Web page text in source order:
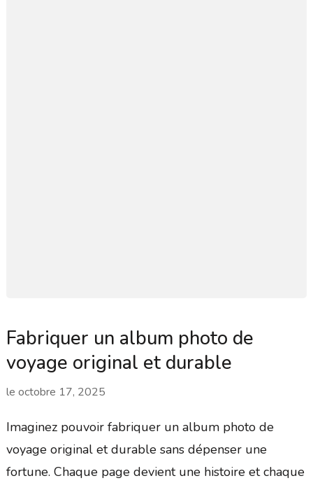
Fabriquer un album photo de
voyage original et durable
le octobre 17, 2025
Imaginez pouvoir fabriquer un album photo de
voyage original et durable sans dépenser une
fortune. Chaque page devient une histoire et chaque